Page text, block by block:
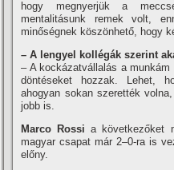
hogy megnyerjük a
mentalitásunk remek volt,
minőségnek köszönhető, hogy
– A lengyel kollégák szerint
– A kockázatvállalás a
döntéseket hozzak. Lehet,
ahogyan sokan szerették
jobb is.
Marco Rossia következőket
magyar csapat már 2–0-ra is
előny.